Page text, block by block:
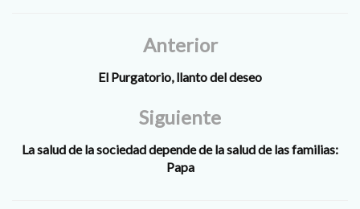
Anterior
El Purgatorio, llanto del deseo
Siguiente
La salud de la sociedad depende de la salud de las familias:
Papa